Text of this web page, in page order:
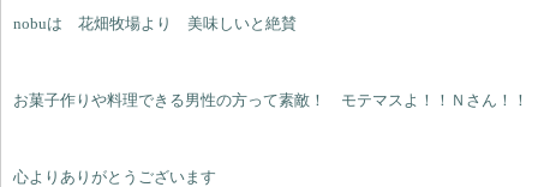
nobuは 花畑牧場より 美味しいと絶賛
お菓子作りや料理できる男性の方って素敵！ モテマスよ！！Ｎさん！！
心よりありがとうございます